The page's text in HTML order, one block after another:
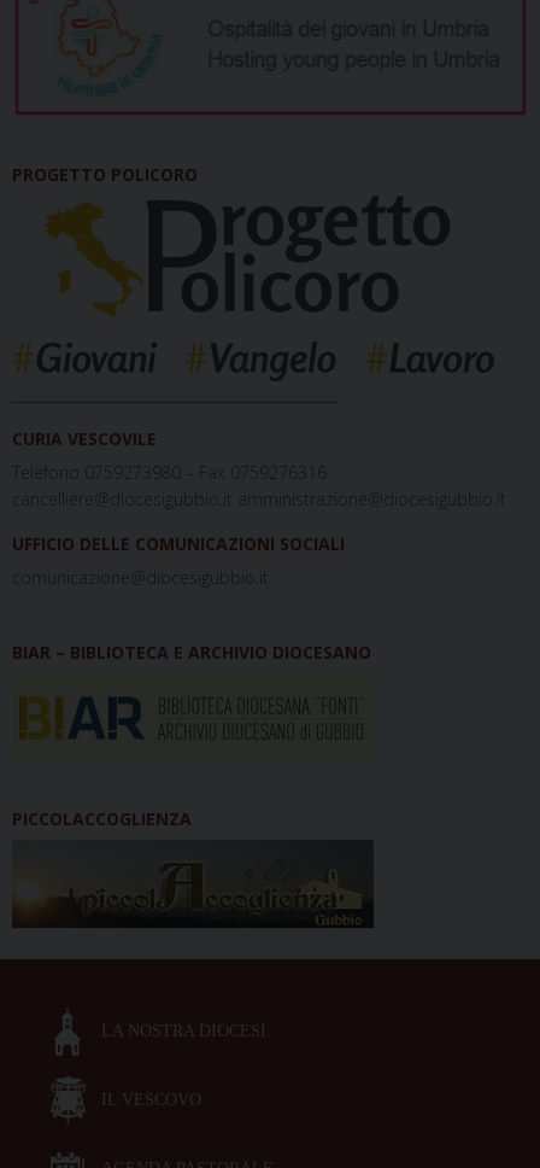
PROGETTO POLICORO
CURIA VESCOVILE
Telefono 0759273980 – Fax 0759276316
cancelliere@diocesigubbio.it amministrazione@diocesigubbio.it
UFFICIO DELLE COMUNICAZIONI SOCIALI
comunicazione@diocesigubbio.it
BIAR – BIBLIOTECA E ARCHIVIO DIOCESANO
PICCOLACCOGLIENZA
LA NOSTRA DIOCESI
IL VESCOVO